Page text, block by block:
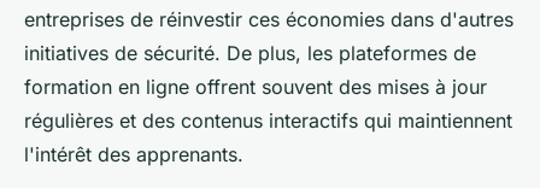
entreprises de réinvestir ces économies dans d'autres
initiatives de sécurité. De plus, les plateformes de
formation en ligne offrent souvent des mises à jour
régulières et des contenus interactifs qui maintiennent
l'intérêt des apprenants.